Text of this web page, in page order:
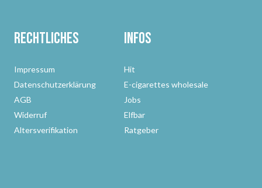
Rechtliches
Impressum
Datenschutzerklärung
AGB
Widerruf
Altersverifikation
Infos
Hit
E-cigarettes wholesale
Jobs
Elfbar
Ratgeber